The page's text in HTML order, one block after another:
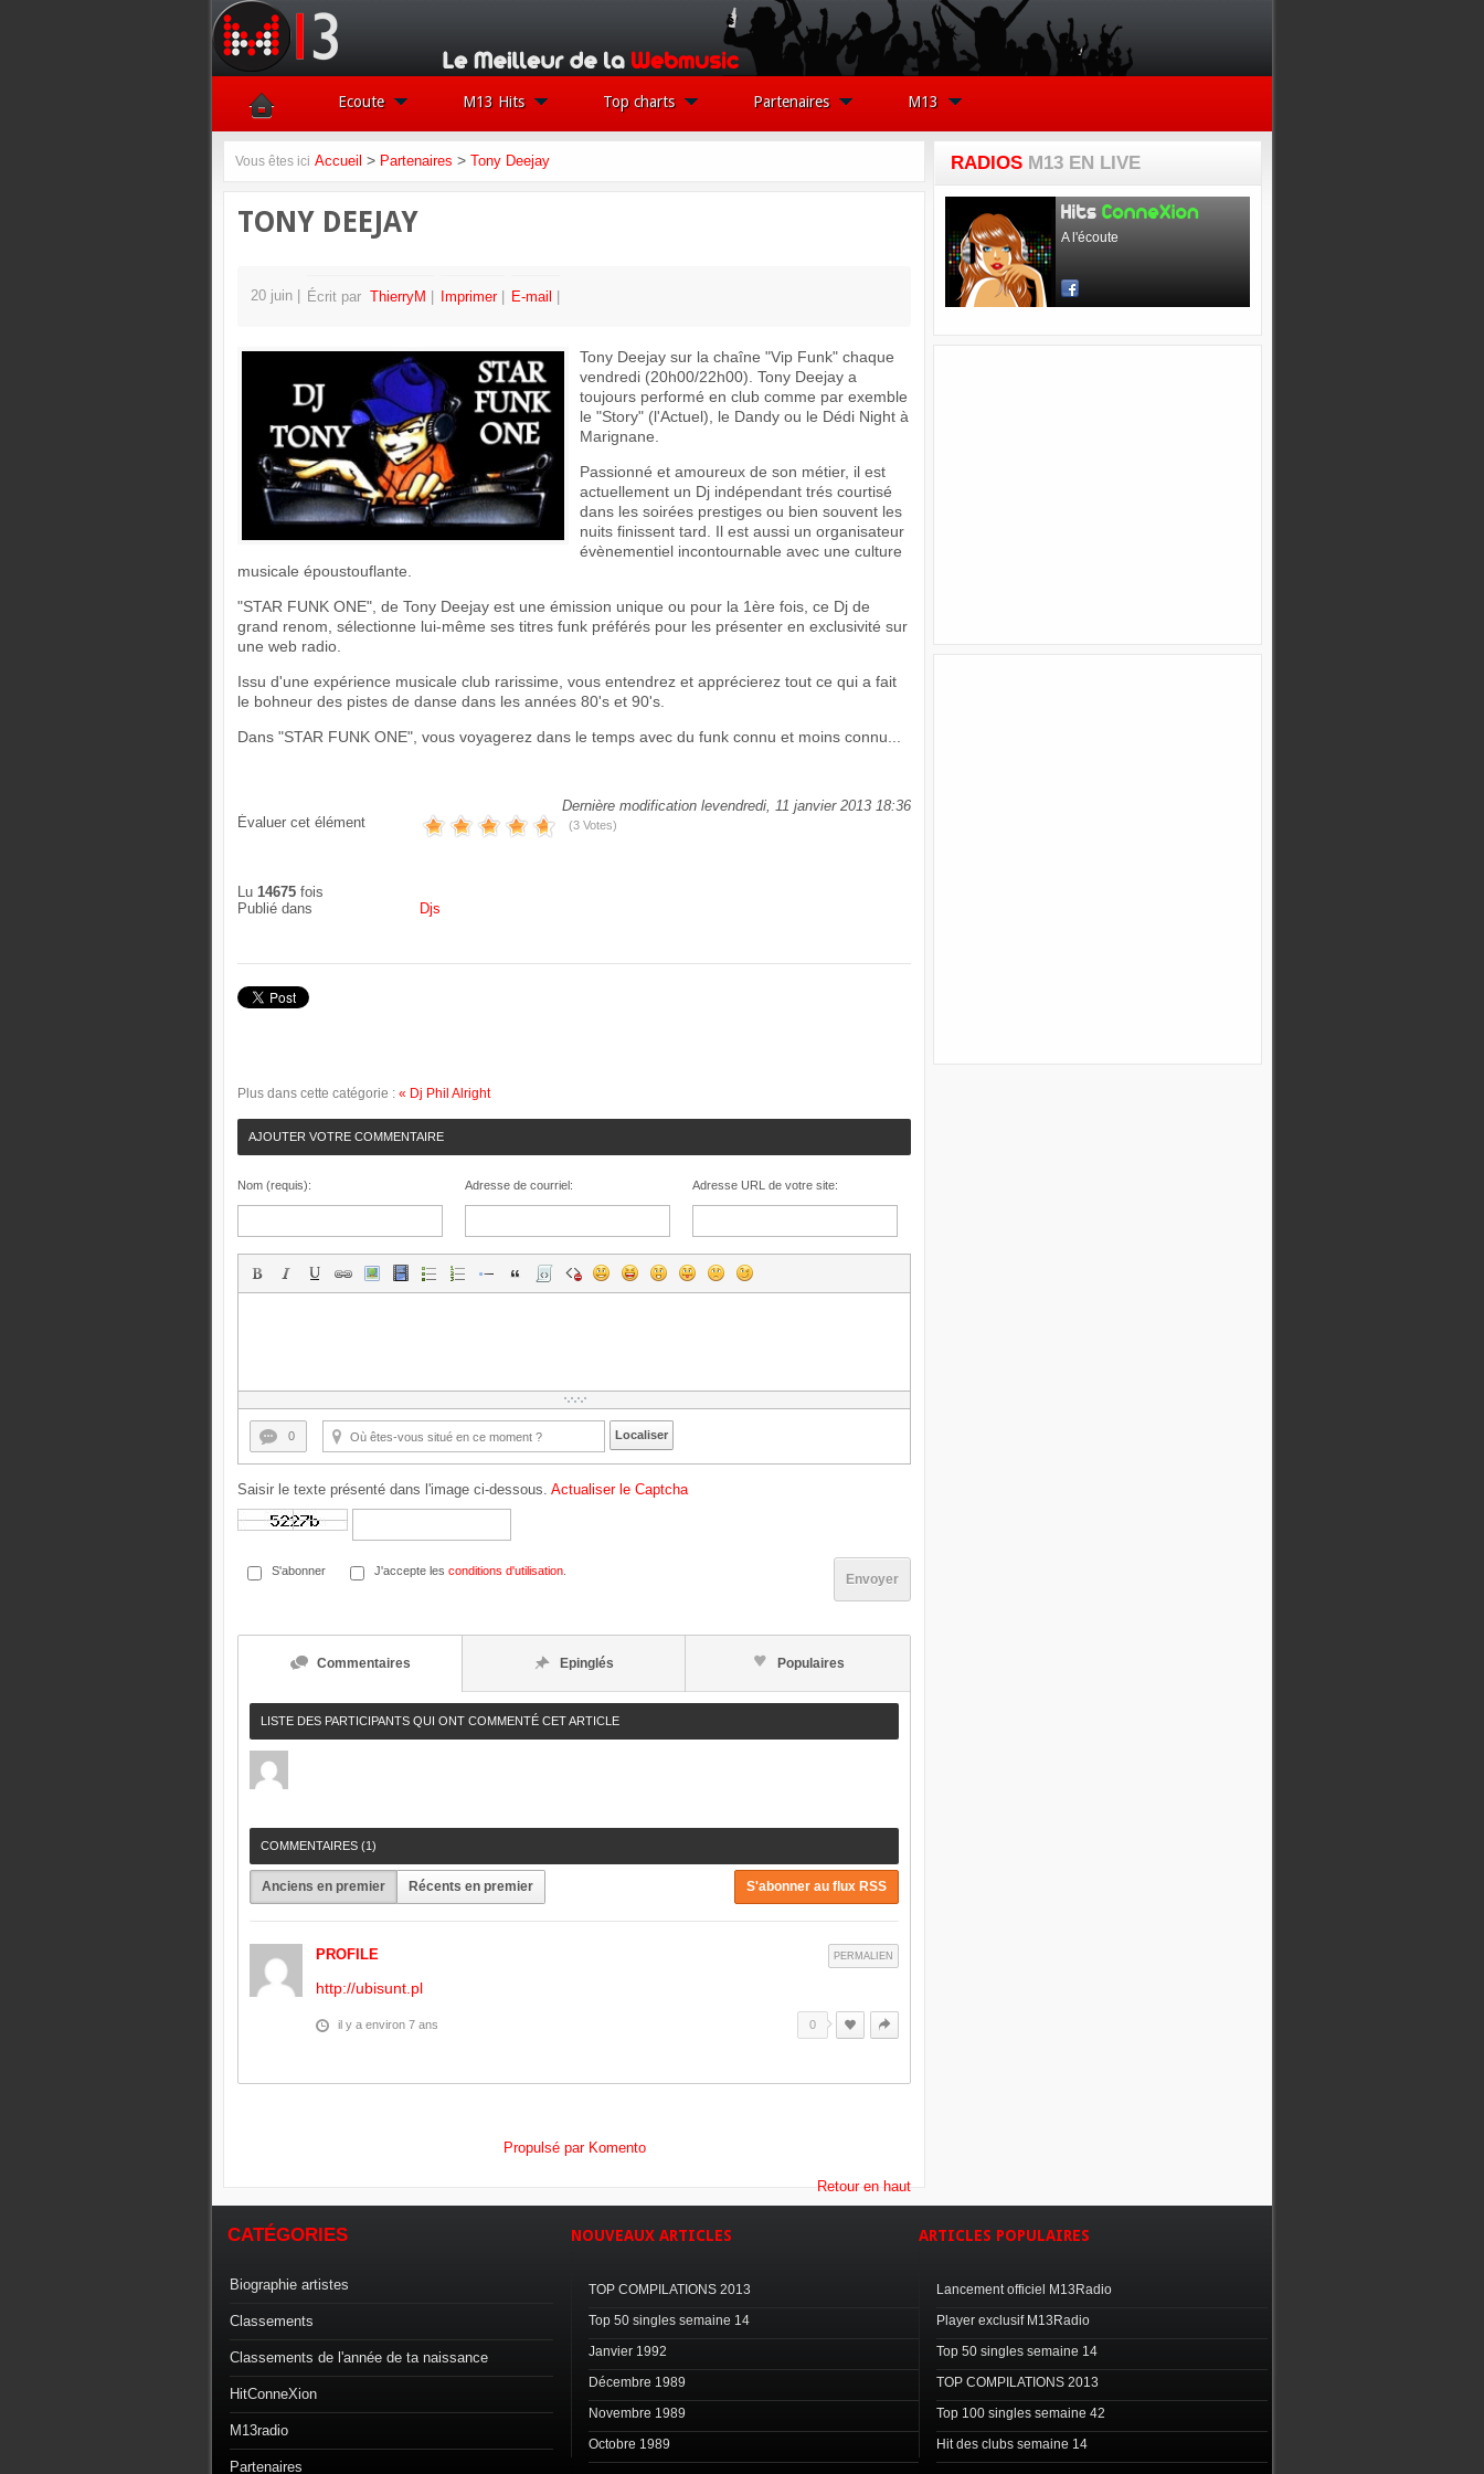
Ecoute M13 Hits Top charts Partenaires M13
Vous êtes ici Accueil > Partenaires > Tony Deejay
TONY DEEJAY
20 juin Écrit par ThierryM Imprimer E-mail
Tony Deejay sur la chaîne "Vip Funk" chaque
vendredi (20h00/22h00). Tony Deejay a
toujours performé en club comme par exemble
le "Story" (l'Actuel), le Dandy ou le Dédi Night à
Marignane.
Passionné et amoureux de son métier, il est
actuellement un Dj indépendant trés courtisé
dans les soirées prestiges ou bien souvent les
nuits finissent tard. Il est aussi un organisateur
évènementiel incontournable avec une culture
musicale époustouflante.
"STAR FUNK ONE", de Tony Deejay est une émission unique ou pour la 1ère fois, ce Dj de
grand renom, sélectionne lui-même ses titres funk préférés pour les présenter en exclusivité sur
une web radio.
Issu d'une expérience musicale club rarissime, vous entendrez et apprécierez tout ce qui a fait
le bohneur des pistes de danse dans les années 80's et 90's.
Dans "STAR FUNK ONE", vous voyagerez dans le temps avec du funk connu et moins connu...
Dernière modification levendredi, 11 janvier 2013 18:36
Évaluer cet élément
(3 Votes)
Lu 14675 fois
Publié dans
Djs
Plus dans cette catégorie : « Dj Phil Alright
AJOUTER VOTRE COMMENTAIRE
Nom (requis): Adresse de courriel: Adresse URL de votre site:
0 Localiser
Saisir le texte présenté dans l'image ci-dessous. Actualiser le Captcha
Envoyer
S'abonner J'accepte les conditions d'utilisation
Commentaires Epinglés Populaires
LISTE DES PARTICIPANTS QUI ONT COMMENTÉ CET ARTICLE
COMMENTAIRES (1)
Anciens en premier Récents en premier S'abonner au flux RSS
PROFILE PERMALIEN
http://ubisunt.pl
il y a environ 7 ans 0
Propulsé par Komento
Retour en haut
RADIOS M13 EN LIVE
A l'écoute
CATÉGORIES
Biographie artistes
Classements
Classements de l'année de ta naissance
HitConneXion
M13radio
Partenaires
NOUVEAUX ARTICLES
TOP COMPILATIONS 2013
Top 50 singles semaine 14
Janvier 1992
Décembre 1989
Novembre 1989
Octobre 1989
ARTICLES POPULAIRES
Lancement officiel M13Radio
Player exclusif M13Radio
Top 50 singles semaine 14
TOP COMPILATIONS 2013
Top 100 singles semaine 42
Hit des clubs semaine 14